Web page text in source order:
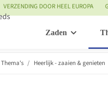
VERZENDING DOOR HEEL EUROPA
Zaden
Thema's Heerlijk - zaaien & genieten